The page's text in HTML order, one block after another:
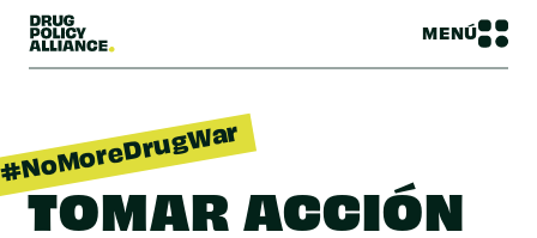
MENÚ
TOMAR ACCIÓN